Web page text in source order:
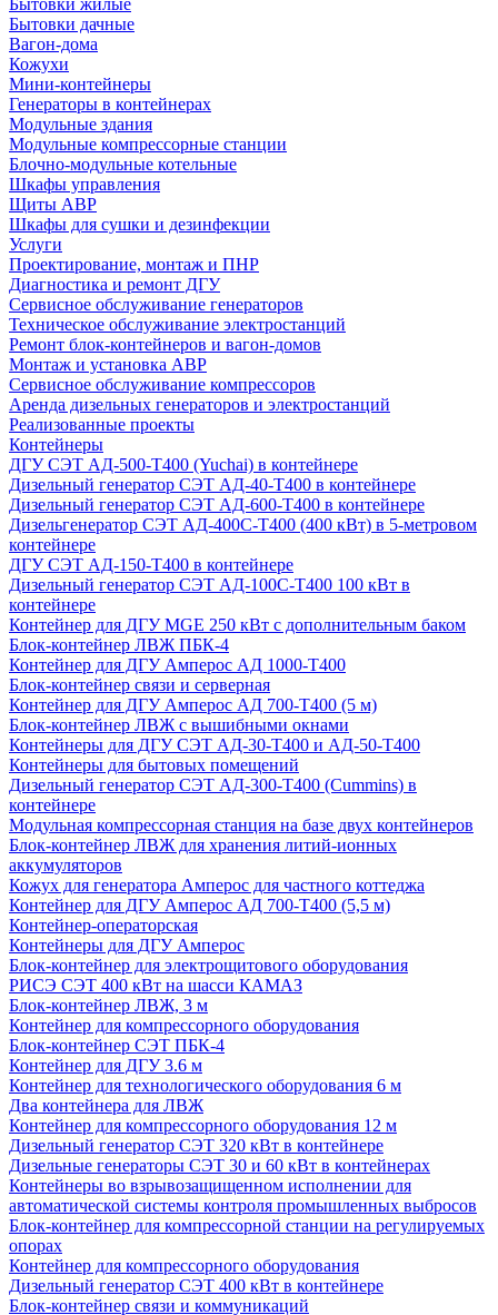
Бытовки жилые
Бытовки дачные
Вагон-дома
Кожухи
Мини-контейнеры
Генераторы в контейнерах
Модульные здания
Модульные компрессорные станции
Блочно-модульные котельные
Шкафы управления
Щиты АВР
Шкафы для сушки и дезинфекции
Услуги
Проектирование, монтаж и ПНР
Диагностика и ремонт ДГУ
Сервисное обслуживание генераторов
Техническое обслуживание электростанций
Ремонт блок-контейнеров и вагон-домов
Монтаж и установка АВР
Сервисное обслуживание компрессоров
Аренда дизельных генераторов и электростанций
Реализованные проекты
Контейнеры
ДГУ СЭТ АД-500-Т400 (Yuchai) в контейнере
Дизельный генератор СЭТ АД-40-Т400 в контейнере
Дизельный генератор СЭТ АД-600-Т400 в контейнере
Дизельгенератор СЭТ АД-400С-Т400 (400 кВт) в 5-метровом
контейнере
ДГУ СЭТ АД-150-Т400 в контейнере
Дизельный генератор СЭТ АД-100С-Т400 100 кВт в
контейнере
Контейнер для ДГУ MGE 250 кВт с дополнительным баком
Блок-контейнер ЛВЖ ПБК-4
Контейнер для ДГУ Амперос АД 1000-Т400
Блок-контейнер связи и серверная
Контейнер для ДГУ Амперос АД 700-Т400 (5 м)
Блок-контейнер ЛВЖ с вышибными окнами
Контейнеры для ДГУ СЭТ АД-30-Т400 и АД-50-Т400
Контейнеры для бытовых помещений
Дизельный генератор СЭТ АД-300-Т400 (Cummins) в
контейнере
Модульная компрессорная станция на базе двух контейнеров
Блок-контейнер ЛВЖ для хранения литий-ионных
аккумуляторов
Кожух для генератора Амперос для частного коттеджа
Контейнер для ДГУ Амперос АД 700-Т400 (5,5 м)
Контейнер-операторская
Контейнеры для ДГУ Амперос
Блок-контейнер для электрощитового оборудования
РИСЭ СЭТ 400 кВт на шасси КАМАЗ
Блок-контейнер ЛВЖ, 3 м
Контейнер для компрессорного оборудования
Блок-контейнер СЭТ ПБК-4
Контейнер для ДГУ 3.6 м
Контейнер для технологического оборудования 6 м
Два контейнера для ЛВЖ
Контейнер для компрессорного оборудования 12 м
Дизельный генератор СЭТ 320 кВт в контейнере
Дизельные генераторы СЭТ 30 и 60 кВт в контейнерах
Контейнеры во взрывозащищенном исполнении для
автоматической системы контроля промышленных выбросов
Блок-контейнер для компрессорной станции на регулируемых
опорах
Контейнер для компрессорного оборудования
Дизельный генератор СЭТ 400 кВт в контейнере
Блок-контейнер связи и коммуникаций